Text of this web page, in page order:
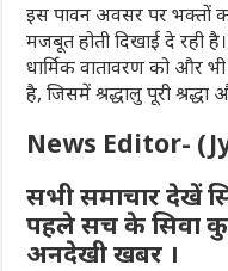
इस पावन अवसर पर भक्तों
मजबूत होती दिखाई दे रही
धार्मिक वातावरण को और
है, जिसमें श्रद्धालु पूरी
News Editor-
सभी समाचार देखें
पहले सच के सिवा कुछ
अनदेखी खबर ।